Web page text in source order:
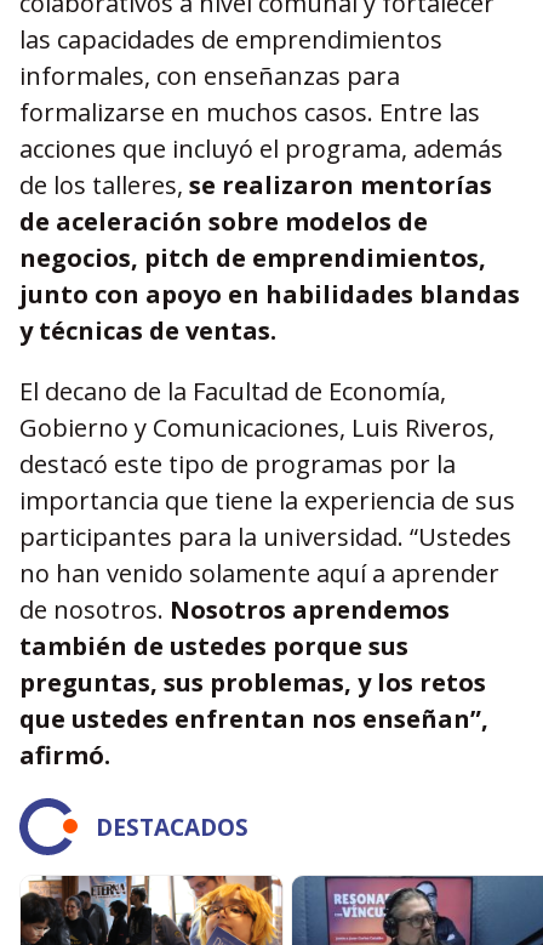
las capacidades de emprendimientos
informales, con enseñanzas para
formalizarse en muchos casos. Entre las
acciones que incluyó el programa, además
de los talleres, se realizaron mentorías
de aceleración sobre modelos de
negocios, pitch de emprendimientos,
junto con apoyo en habilidades blandas
y técnicas de ventas.
El decano de la Facultad de Economía,
Gobierno y Comunicaciones, Luis Riveros,
destacó este tipo de programas por la
importancia que tiene la experiencia de sus
participantes para la universidad. “Ustedes
no han venido solamente aquí a aprender
de nosotros. Nosotros aprendemos
también de ustedes porque sus
preguntas, sus problemas, y los retos
que ustedes enfrentan nos enseñan”,
afirmó.
DESTACADOS